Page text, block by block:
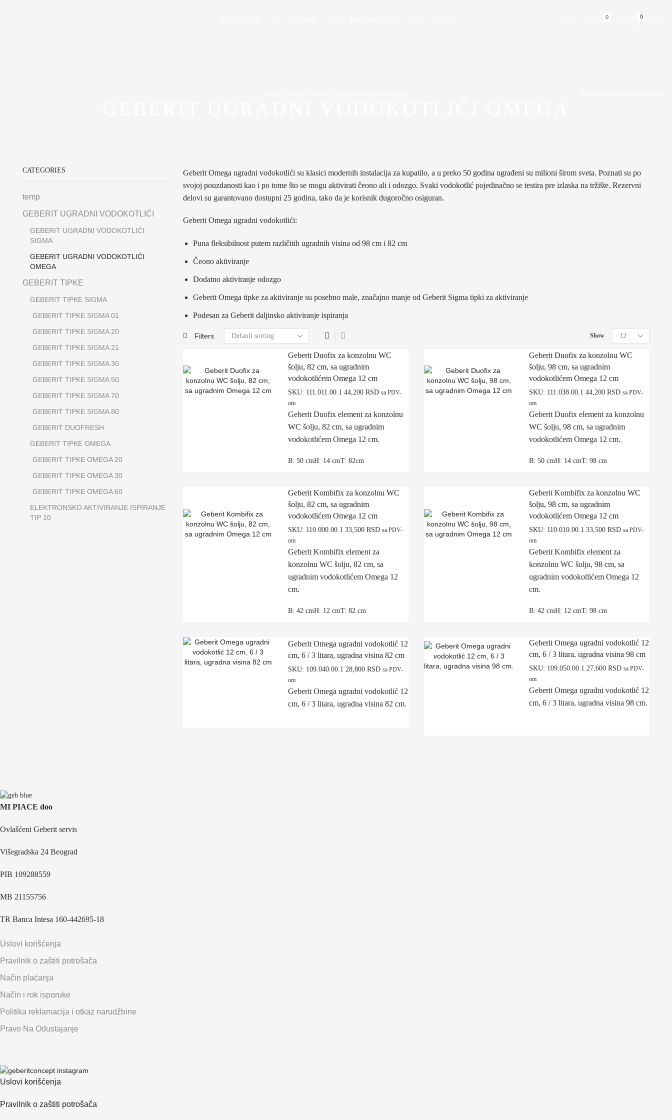
0 0
Geberit Omega ugradni vodokotlići su klasici modernih instalacija za kupatilo, a u preko 50 godina ugrađeni su milioni širom sveta. Poznati su po
svojoj pouzdanosti kao i po tome što se mogu aktivirati čeono ali i odozgo. Svaki vodokotlić pojedinačno se testira pre izlaska na tržište. Rezervni
delovi su garantovano dostupni 25 godina, tako da je korisnik dugoročno osiguran.
Geberit Omega ugradni vodokotlići:
Puna fleksibilnost putem različitih ugradnih visina od 98 cm i 82 cm
Čeono aktiviranje
Dodatno aktiviranje odozgo
Geberit Omega tipke za aktiviranje su posebno male, značajno manje od Geberit Sigma tipki za aktiviranje
Podesan za Geberit daljinsko aktiviranje ispiranja
Filters Show
Geberit Duofix za konzolnu WC
šolju, 82 cm, sa ugradnim
vodokotlićem Omega 12 cm
SKU: 111.011.00.1 44,200 RSD sa PDV-
om
Geberit Duofix element za konzolnu
WC šolju, 82 cm, sa ugradnim
vodokotlićem Omega 12 cm.
B: 50 cmH: 14 cmT: 82cm
Geberit Duofix za konzolnu WC
šolju, 98 cm, sa ugradnim
vodokotlićem Omega 12 cm
SKU: 111.038.00.1 44,200 RSD sa PDV-
om
Geberit Duofix element za konzolnu
WC šolju, 98 cm, sa ugradnim
vodokotlićem Omega 12 cm.
B: 50 cmH: 14 cmT: 98 cm
Geberit Kombifix za konzolnu WC
šolju, 82 cm, sa ugradnim
vodokotlićem Omega 12 cm
SKU: 110.000.00.1 33,500 RSD sa PDV-
om
Geberit Kombifix element za
konzolnu WC šolju, 82 cm, sa
ugradnim vodokotlićem Omega 12
cm.
B: 42 cmH: 12 cmT: 82 cm
Geberit Kombifix za konzolnu WC
šolju, 98 cm, sa ugradnim
vodokotlićem Omega 12 cm
SKU: 110.010.00.1 33,500 RSD sa PDV-
om
Geberit Kombifix element za
konzolnu WC šolju, 98 cm, sa
ugradnim vodokotlićem Omega 12
cm.
B: 42 cmH: 12 cmT: 98 cm
Geberit Omega ugradni vodokotlić 12
cm, 6 / 3 litara, ugradna visina 82 cm
SKU: 109.040.00.1 28,800 RSD sa PDV-
om
Geberit Omega ugradni vodokotlić 12
cm, 6 / 3 litara, ugradna visina 82 cm.
Geberit Omega ugradni vodokotlić 12
cm, 6 / 3 litara, ugradna visina 98 cm
SKU: 109.050.00.1 27,600 RSD sa PDV-
om
Geberit Omega ugradni vodokotlić 12
cm, 6 / 3 litara, ugradna visina 98 cm.
CATEGORIES
temp
GEBERIT UGRADNI VODOKOTLIĆI
GEBERIT UGRADNI VODOKOTLIĆI
SIGMA
GEBERIT UGRADNI VODOKOTLIĆI
OMEGA
GEBERIT TIPKE
GEBERIT TIPKE SIGMA
GEBERIT TIPKE SIGMA 01
GEBERIT TIPKE SIGMA 20
GEBERIT TIPKE SIGMA 21
GEBERIT TIPKE SIGMA 30
GEBERIT TIPKE SIGMA 50
GEBERIT TIPKE SIGMA 70
GEBERIT TIPKE SIGMA 80
GEBERIT DUOFRESH
GEBERIT TIPKE OMEGA
GEBERIT TIPKE OMEGA 20
GEBERIT TIPKE OMEGA 30
GEBERIT TIPKE OMEGA 60
ELEKTRONSKO AKTIVIRANJE ISPIRANJE
TIP 10
MI PIACE doo
Ovlašćeni Geberit servis
Višegradska 24 Beograd
PIB 109288559
MB 21155756
TR Banca Intesa 160-442695-18
Uslovi korišćenja
Pravilnik o zaštiti potrošača
Način plaćanja
Način i rok isporuke
Politika reklamacija i otkaz narudžbine
Pravo Na Odustajanje
Uslovi korišćenja
Pravilnik o zaštiti potrošača